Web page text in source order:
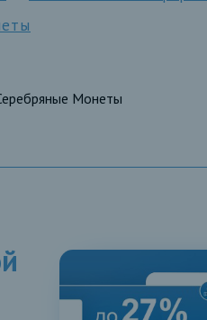
Монеты